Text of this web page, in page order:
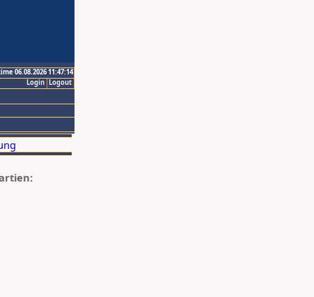
06.08.2026 11:47:14
Logout
Login